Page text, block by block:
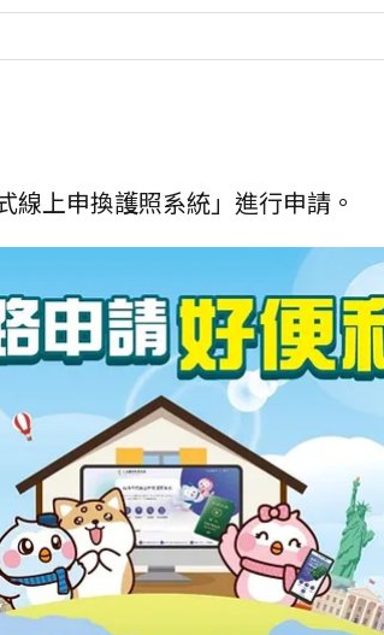
上申換護照系統」進行申請。